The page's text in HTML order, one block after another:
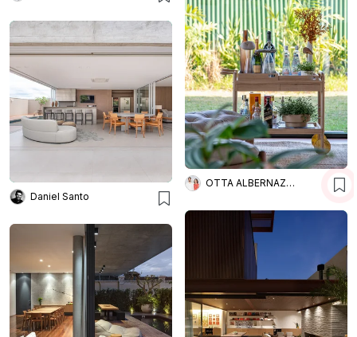
OTTA ALBERNAZ ARQUITETURA DESIGN
Daniel Santo